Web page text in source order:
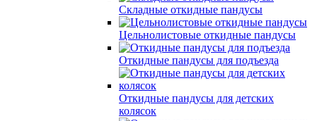
Складные откидные пандусы
Цельнолистовые откидные пандусы
Откидные пандусы для подъезда
Откидные пандусы для детских
колясок